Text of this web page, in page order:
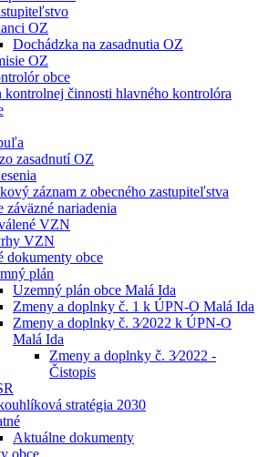
OZ
Dochádzka na zasadnutia OZ
OZ
obce
kontrolnej činnosti hlavného kontrolóra
zasadnutí OZ
záznam z obecného zastupiteľstva
záväzné nariadenia
VZN
VZN
dokumenty obce
plán
Uzemný plán obce Malá Ida
Zmeny a doplnky č. 1 k ÚPN-O Malá Ida
Zmeny a doplnky č. 3⁄2022 k ÚPN-O
Malá Ida
Zmeny a doplnky č. 3⁄2022 -
Čistopis
stratégia 2030
Aktuálne dokumenty
obce